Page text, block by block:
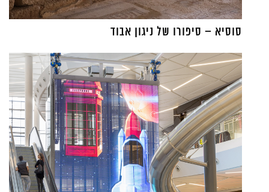
סוסיא – סיפורו של ניגון אבוד